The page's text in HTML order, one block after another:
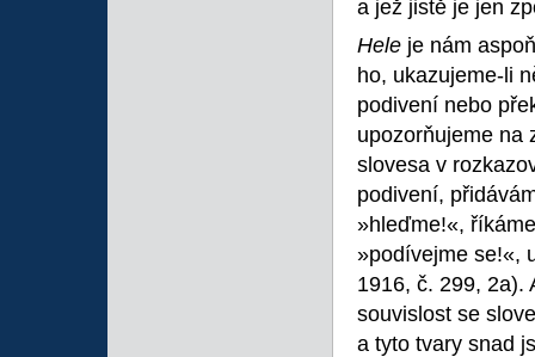
a jež jistě je jen
Hele je nám
ho, ukazujeme-li
podivení nebo
upozorňujeme na
slovesa v
podivení,
»hleďme!«,
»podívejme se!«,
1916, č. 299, 2a).
souvislost se
a tyto tvary snad